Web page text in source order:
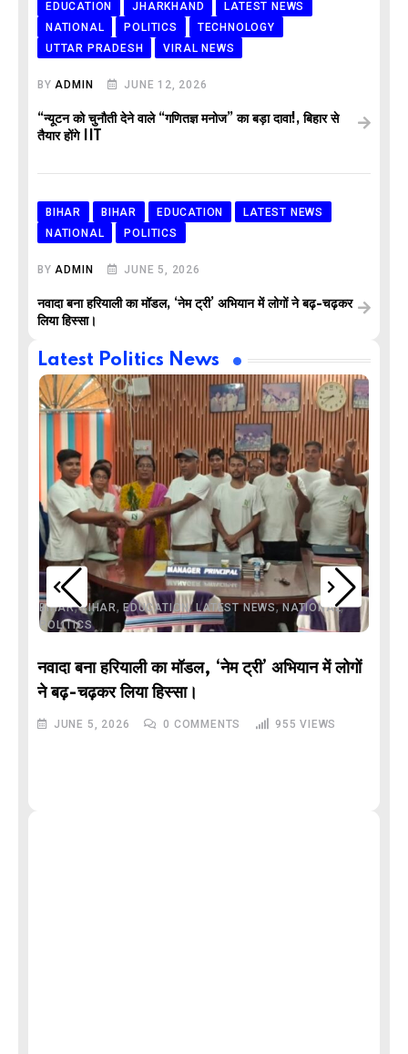
EDUCATION JHARKHAND
LATEST NEWS
NATIONAL
POLITICS
TECHNOLOGY
UTTAR PRADESH
VIRAL NEWS
BYADMIN JUNE 12, 2026
“न्यूटन को चुनौती देने वाले “गणितज्ञ मनोज” का बड़ा दावा!, बिहार से
तैयार होंगे IIT
BIHAR BIHAR EDUCATION
LATEST NEWS
NATIONAL
POLITICS
BYADMIN JUNE 5, 2026
नवादा बना हरियाली का मॉडल, ‘नेम ट्री’ अभियान में लोगों ने बढ़-चढ़कर
लिया हिस्सा।
Latest Politics News
BIHAR,BIHAR, EDUCATION,LATEST NEWS,NATIONAL,
POLITICS
नवादा बना हरियाली का मॉडल, ‘नेम ट्री’ अभियान में लोगों
ने बढ़-चढ़कर लिया हिस्सा।
JUNE 5, 2026 0 COMMENTS 955 VIEWS